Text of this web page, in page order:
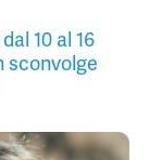
10 al 16
sconvolge